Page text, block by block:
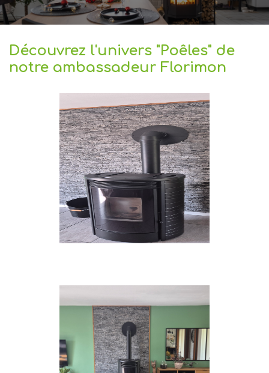
Découvrez l'univers "Poêles" de
notre ambassadeur Florimon